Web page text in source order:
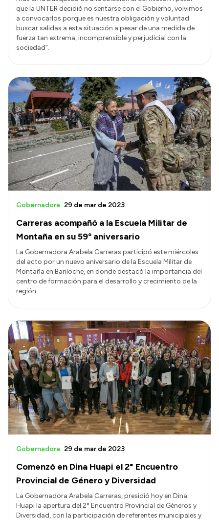
que la UNTER decidió no sentarse con el Gobierno, volvimos
a convocarlos porque es nuestra obligación y voluntad
buscar salidas a esta situación a pesar de una medida de
fuerza tan extrema, incomprensible y perjudicial con la
sociedad”.
Carreras acompañó a la Escuela Militar de
Montaña en su 59º aniversario
Gobernadora 29 de mar de 2023
La Gobernadora Arabela Carreras participó este miércoles
del acto por un nuevo aniversario de la Escuela Militar de
Montaña en Bariloche, en donde destacó la importancia del
centro de formación para el desarrollo y crecimiento de la
región.
Comenzó en Dina Huapi el 2° Encuentro
Provincial de Género y Diversidad
Gobernadora 29 de mar de 2023
La Gobernadora Arabela Carreras, presidió hoy en Dina
Huapi la apertura del 2° Encuentro Provincial de Géneros y
Diversidad, con la participación de referentes municipales y